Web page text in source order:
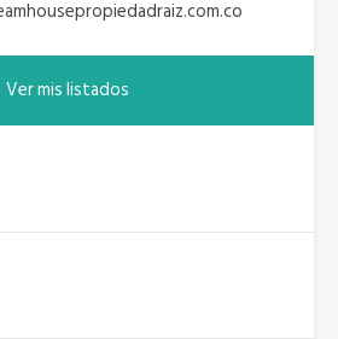
Ver mis listados